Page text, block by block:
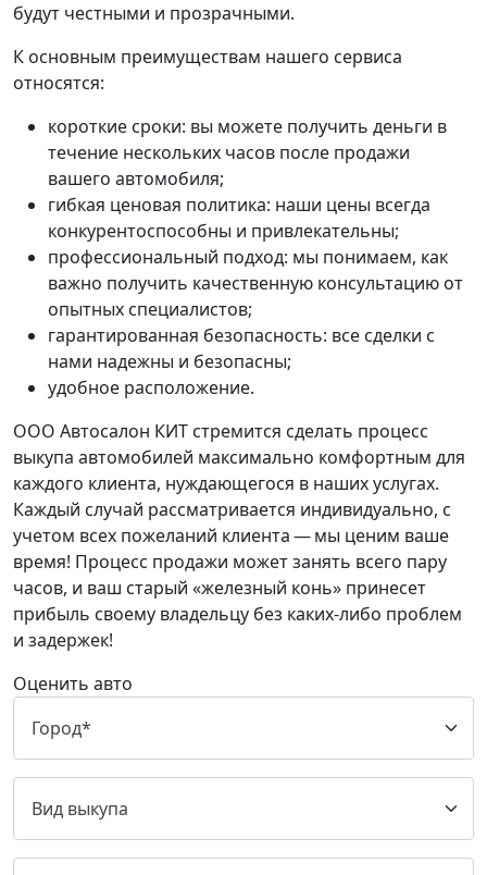
будут честными и прозрачными.
К основным преимуществам нашего сервиса
относятся:
короткие сроки: вы можете получить деньги в
течение нескольких часов после продажи
вашего автомобиля;
гибкая ценовая политика: наши цены всегда
конкурентоспособны и привлекательны;
профессиональный подход: мы понимаем, как
важно получить качественную консультацию от
опытных специалистов;
гарантированная безопасность: все сделки с
нами надежны и безопасны;
удобное расположение.
ООО Автосалон КИТ стремится сделать процесс
выкупа автомобилей максимально комфортным для
каждого клиента, нуждающегося в наших услугах.
Каждый случай рассматривается индивидуально, с
учетом всех пожеланий клиента — мы ценим ваше
время! Процесс продажи может занять всего пару
часов, и ваш старый «железный конь» принесет
прибыль своему владельцу без каких-либо проблем
и задержек!
Оценить авто